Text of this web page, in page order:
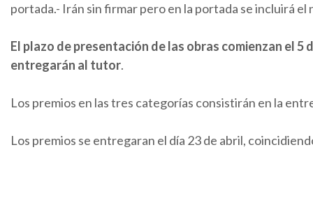
portada.- Irán sin firmar pero en la portada se incluirá el
El plazo de presentación de las obras comienzan el 5
entregarán al tutor.
Los premios en las tres categorías consistirán en la
Los premios se entregaran el día 23 de abril,